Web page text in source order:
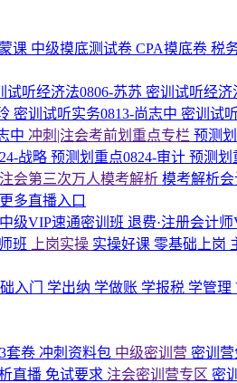
课 中级摸底测试卷 CPA摸底卷 税
试听经济法0806-苏苏 密训试听经济
密训试听实务0813-尚志中 密训试
中 冲刺|注会考前划重点专栏 预测
战略 预测划重点0824-审计 预测划
注会第三次万人模考解析 模考解析会
更多直播入口
级VIP速通密训班 退费·注册会计
班 上岗实操 实操好课 零基础上岗
入门 学出纳 学做账 学报税 学管理
套卷 冲刺资料包 中级密训营 密训
直播 免试要求 注会密训营专区 密